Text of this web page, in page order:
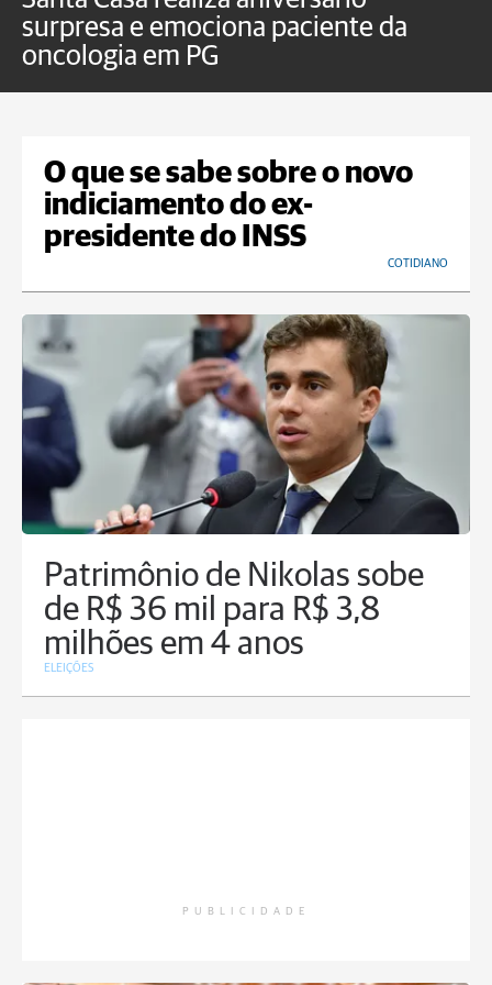
surpresa e emociona paciente da
oncologia em PG
O que se sabe sobre o novo
indiciamento do ex-
presidente do INSS
COTIDIANO
Patrimônio de Nikolas sobe
de R$ 36 mil para R$ 3,8
milhões em 4 anos
ELEIÇÕES
PUBLICIDADE